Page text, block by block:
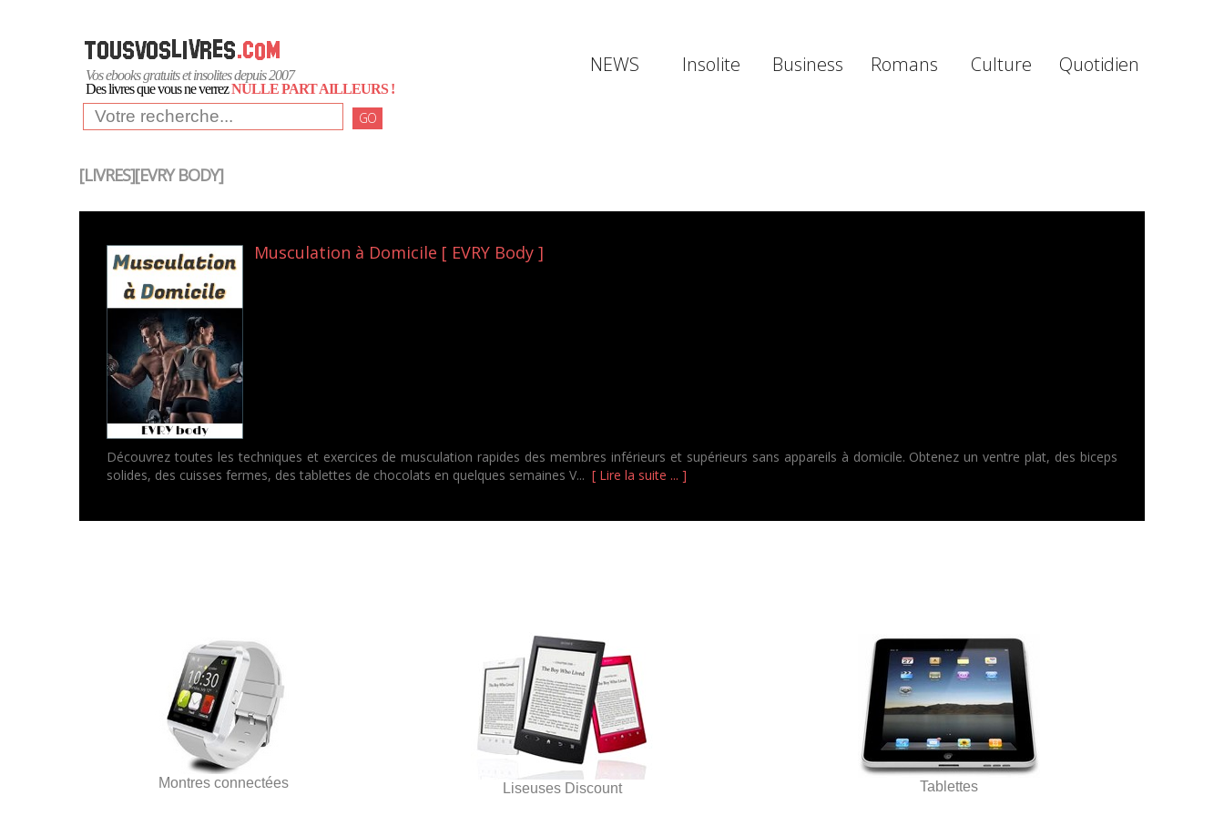
Vos ebooks gratuits et insolites depuis 2007
Des livres que vous ne verrezNULLE PART AILLEURS !
GO
NEWS Insolite Business Romans Culture Quotidien
[LIVRES][EVRY BODY]
Musculation à Domicile [ EVRY Body ]
Découvrez toutes les techniques et exercices de musculation rapides des membres inférieurs et supérieurs sans appareils à domicile. Obtenez un ventre plat, des biceps
solides, des cuisses fermes, des tablettes de chocolats en quelques semaines V... [ Lire la suite ... ]
Montres connectées Liseuses Discount Tablettes